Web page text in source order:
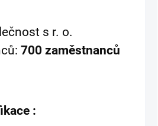
s r. o.
700 zaměstnanců
: